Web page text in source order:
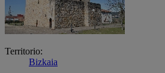
Territorio:
Bizkaia